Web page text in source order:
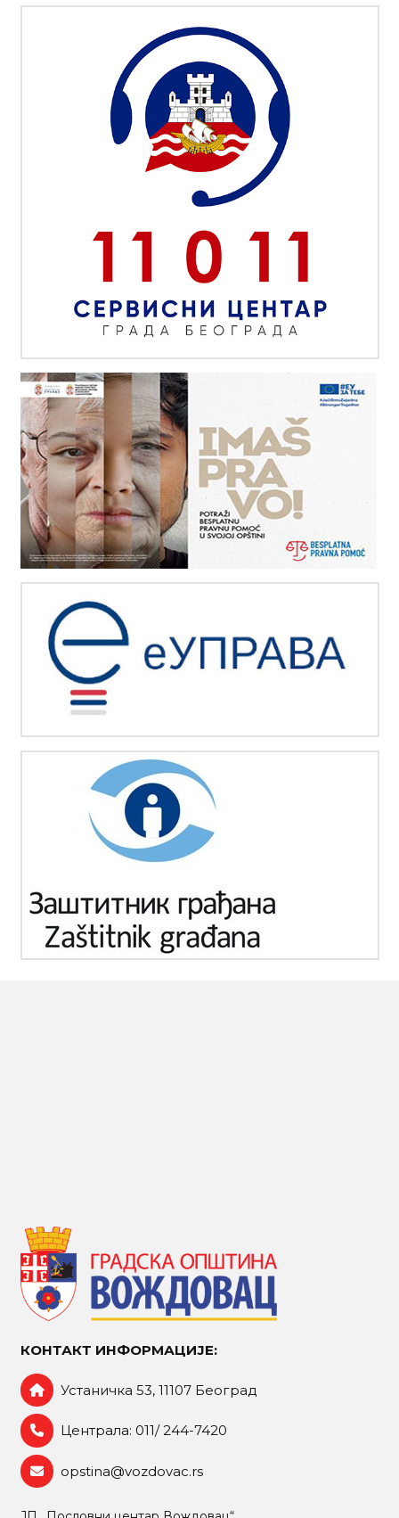
КОНТАКТ ИНФОРМАЦИЈЕ:
Устаничка 53, 11107 Београд
Централа: 011/ 244-7420
opstina@vozdovac.rs